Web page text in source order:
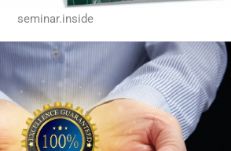
seminar.inside